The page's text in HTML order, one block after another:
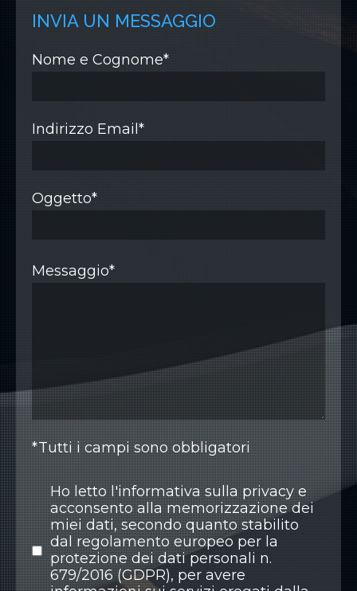
INVIA UN MESSAGGIO
Nome e Cognome*
Indirizzo Email*
Oggetto*
Please
leave
Please
leave
Messaggio*
*Tutti i campi sono obbligatori
Ho letto l'informativa sulla privacy e
acconsento alla memorizzazione dei
miei dati, secondo quanto stabilito
dal regolamento europeo per la
protezione dei dati personali n.
679/2016 (GDPR), per avere